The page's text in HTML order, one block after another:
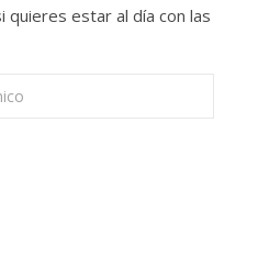
quieres estar al día con las